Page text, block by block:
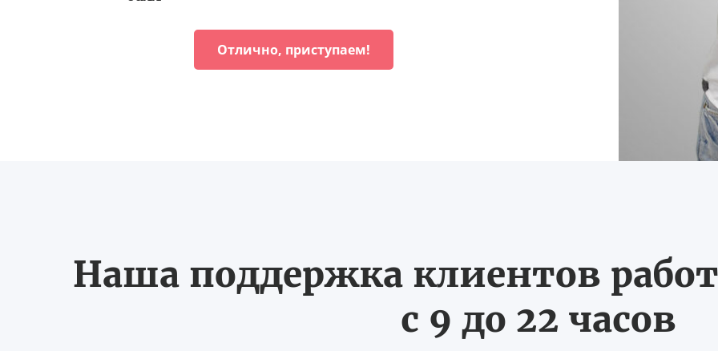
Отлично, приступаем!
Наша поддержка клиентов
с 9 до 22 часов